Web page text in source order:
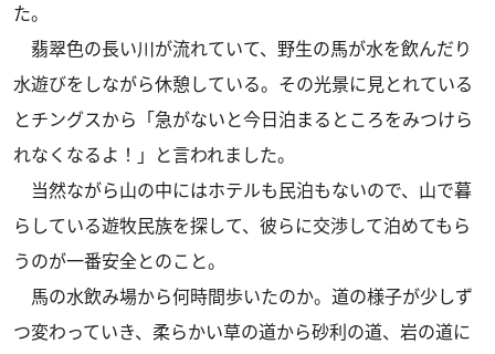
た。
翡翠色の長い川が流れていて、野生の馬が水を飲んだり
水遊びをしながら休憩している。その光景に見とれている
とチングスから「急がないと今日泊まるところをみつけら
れなくなるよ！」と言われました。
当然ながら山の中にはホテルも民泊もないので、山で暮
らしている遊牧民族を探して、彼らに交渉して泊めてもら
うのが一番安全とのこと。
馬の水飲み場から何時間歩いたのか。道の様子が少しず
つ変わっていき、柔らかい草の道から砂利の道、岩の道に